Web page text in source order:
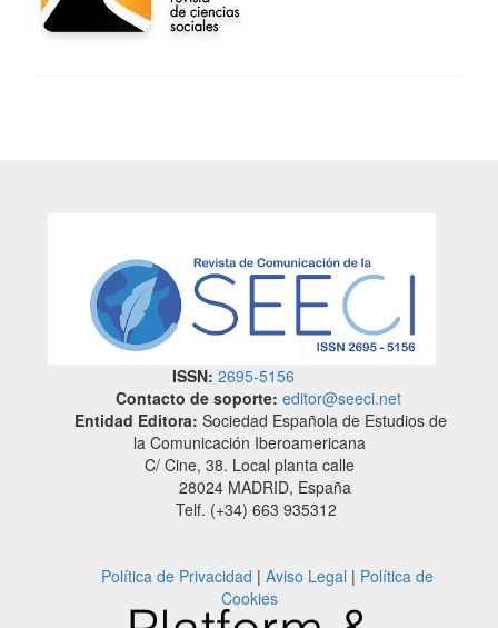
ISSN: 2695-5156
Contacto de soporte: editor@seeci.net
Entidad Editora: Sociedad Española de Estudios de
la Comunicación Iberoamericana
C/ Cine, 38. Local planta calle
28024 MADRID, España
Telf. (+34) 663 935312
Política de Privacidad | Aviso Legal | Política de
Cookies